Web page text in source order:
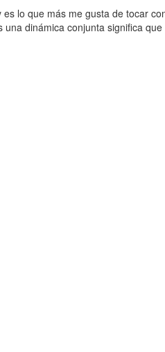
lo que más me gusta de tocar
dinámica conjunta significa